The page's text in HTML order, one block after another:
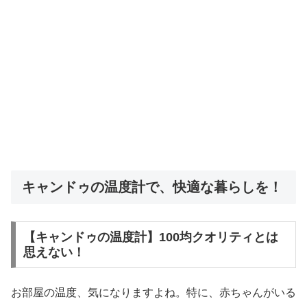
キャンドゥの温度計で、快適な暮らしを！
【キャンドゥの温度計】100均クオリティとは
思えない！
お部屋の温度、気になりますよね。特に、赤ちゃんがいる